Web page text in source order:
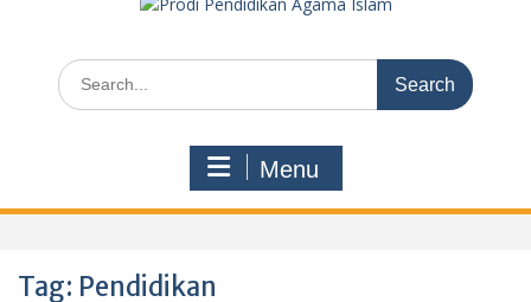
Search
for:
Menu
Tag: Pendidikan